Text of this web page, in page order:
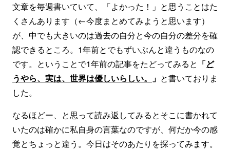
文章を毎週書いていて、「よかった！」と思うことはた
くさんあります（←今度まとめてみようと思います）
が、中でも大きいのは過去の自分と今の自分の差分を確
認できるところ。1年前とでもずいぶんと違うものなの
です。ということで1年前の記事をたどってみると 「ど
うやら、実は、世界は優しいらしい。
」 と書いておりま
した。
なるほどー、と思って読み返してみるとそこに書かれて
いたのは確かに私自身の言葉なのですが、何だか今の感
覚とちょっと違う。今日はそのあたりを探ってみます。